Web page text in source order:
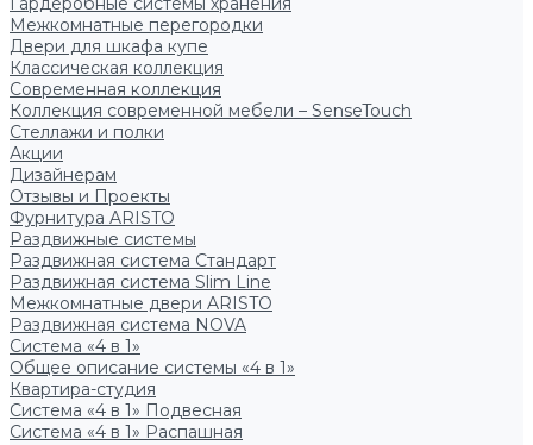
Межкомнатные перегородки
Двери для шкафа купе
Классическая коллекция
Современная коллекция
Коллекция современной мебели – SenseTouch
Стеллажи и полки
Акции
Дизайнерам
Отзывы и Проекты
Фурнитура ARISTO
Раздвижные системы
Раздвижная система Стандарт
Раздвижная система Slim Line
Межкомнатные двери ARISTO
Раздвижная система NOVA
Система «4 в 1»
Общее описание системы «4 в 1»
Квартира-студия
Система «4 в 1» Подвесная
Система «4 в 1» Распашная